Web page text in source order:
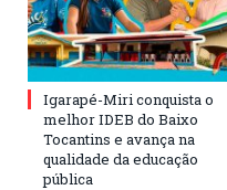
Igarapé-Miri conquista o
melhor IDEB do Baixo
Tocantins e avança na
qualidade da educação
pública